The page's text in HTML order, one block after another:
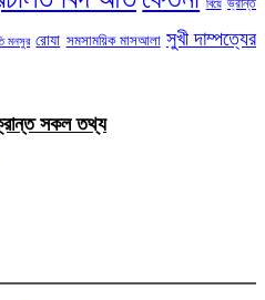
বিয়ে ভ্রান্ত
মনসুর রোযা সমসাময়িক মাসআলা সুখী দাম্পত্যের
সকল তথ্য